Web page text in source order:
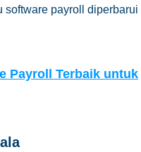
payroll
Payroll Terbaik untuk